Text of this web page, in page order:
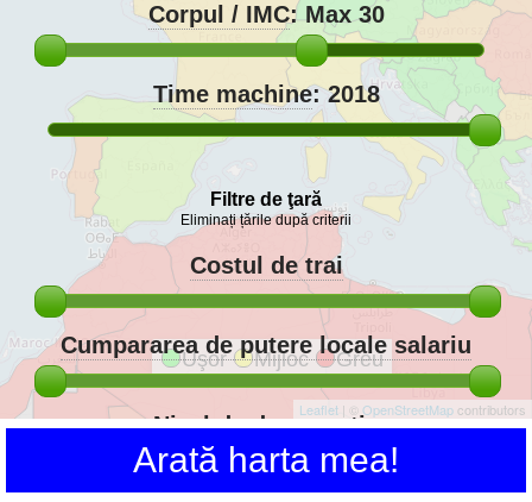
Uşor Mijloc Greu
Leaflet | © OpenStreetMapcontributors
Corpul / IMC: Max 30
Time machine:2018
Filtre de ţară
Eliminați țările după criterii
Costul de trai
Cumpararea de putere locale salariu
Nivel de democraţie
Arată harta mea!